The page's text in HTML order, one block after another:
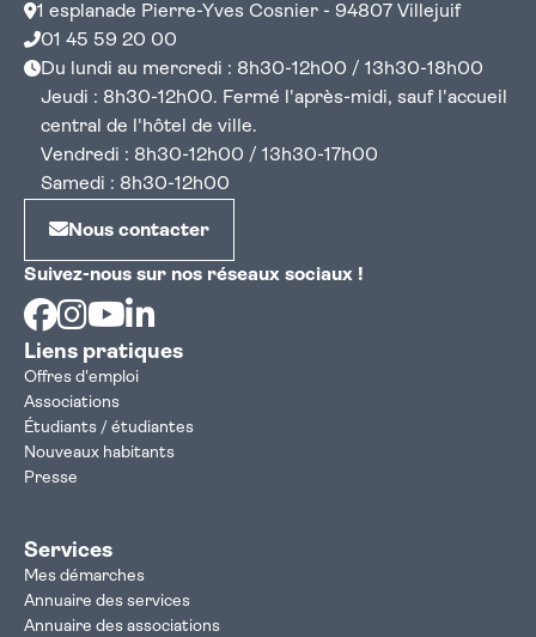
1 esplanade Pierre-Yves Cosnier - 94807 Villejuif
01 45 59 20 00
Du lundi au mercredi : 8h30-12h00 / 13h30-18h00
Jeudi : 8h30-12h00. Fermé l'après-midi, sauf l'accueil
central de l'hôtel de ville.
Vendredi : 8h30-12h00 / 13h30-17h00
Samedi : 8h30-12h00
Nous contacter
Suivez-nous sur nos réseaux sociaux !
Facebook
Instagram
Youtube
Liens pratiques
Offres d'emploi
Associations
Étudiants / étudiantes
Nouveaux habitants
Presse
Services
Mes démarches
Annuaire des services
Annuaire des associations